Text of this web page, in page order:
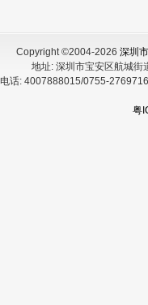
Copyright ©2004-2026 深圳
地址: 深圳市宝安区航城
电话: 4007888015/0755-
粤